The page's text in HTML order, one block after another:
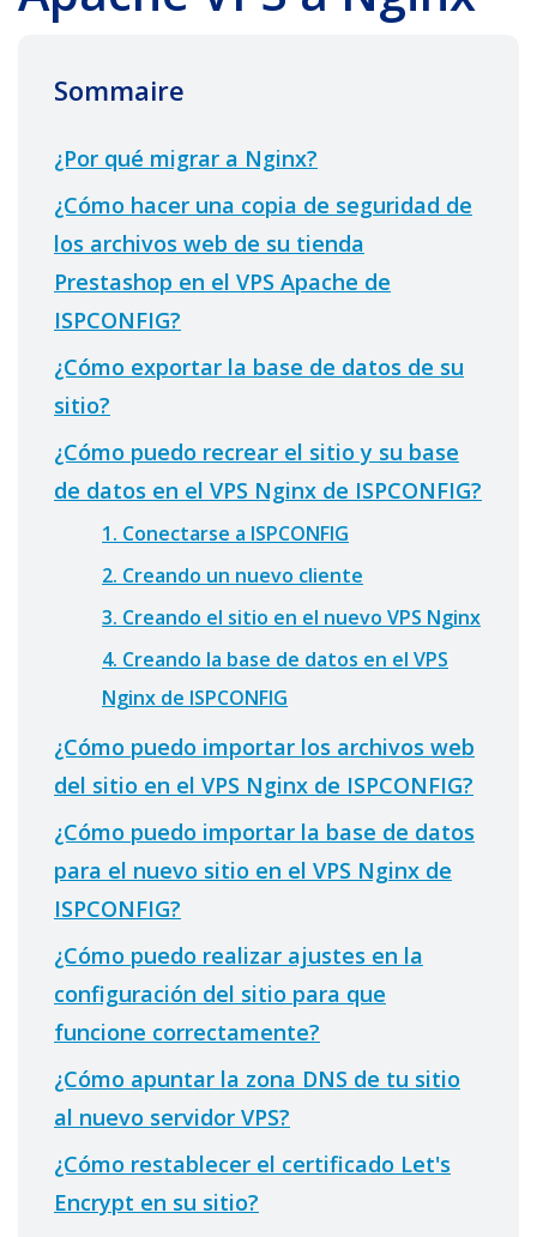
Sommaire
¿Por qué migrar a Nginx?
¿Cómo hacer una copia de seguridad de
los archivos web de su tienda
Prestashop en el VPS Apache de
ISPCONFIG?
¿Cómo exportar la base de datos de su
sitio?
¿Cómo puedo recrear el sitio y su base
de datos en el VPS Nginx de ISPCONFIG?
1. Conectarse a ISPCONFIG
2. Creando un nuevo cliente
3. Creando el sitio en el nuevo VPS Nginx
4. Creando la base de datos en el VPS
Nginx de ISPCONFIG
¿Cómo puedo importar los archivos web
del sitio en el VPS Nginx de ISPCONFIG?
¿Cómo puedo importar la base de datos
para el nuevo sitio en el VPS Nginx de
ISPCONFIG?
¿Cómo puedo realizar ajustes en la
configuración del sitio para que
funcione correctamente?
¿Cómo apuntar la zona DNS de tu sitio
al nuevo servidor VPS?
¿Cómo restablecer el certificado Let's
Encrypt en su sitio?